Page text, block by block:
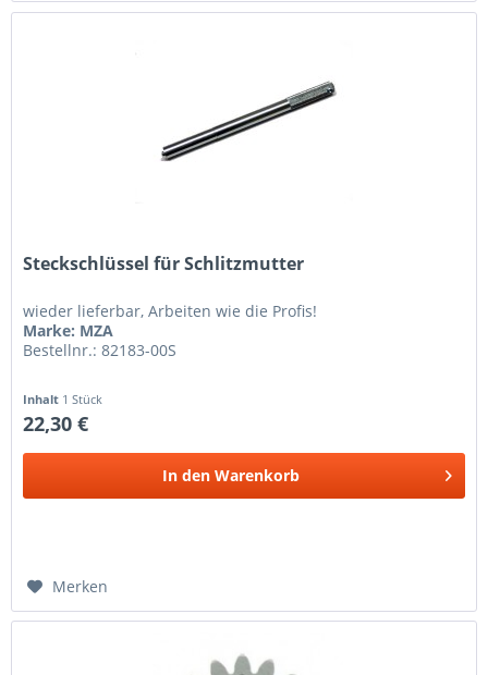
Steckschlüssel für Schlitzmutter
wieder lieferbar, Arbeiten wie die Profis!
Marke: MZA
Bestellnr.: 82183-00S
Inhalt 1 Stück
22,30 €
In den Warenkorb
Merken